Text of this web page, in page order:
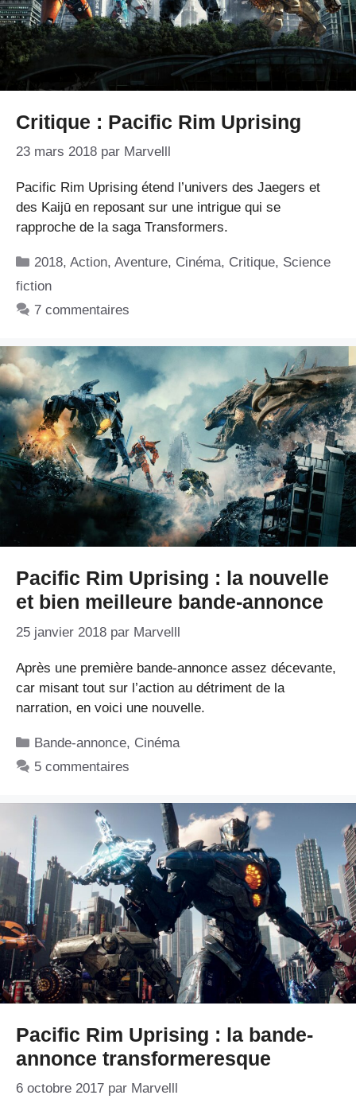
Critique : Pacific Rim Uprising
23 mars 2018 par Marvelll
Pacific Rim Uprising étend l’univers des Jaegers et
des Kaijū en reposant sur une intrigue qui se
rapproche de la saga Transformers.
Catégories
2018,Action,Aventure, Cinéma, Critique, Science
fiction
7 commentaires
Pacific Rim Uprising : la nouvelle
et bien meilleure bande-annonce
25 janvier 2018 par Marvelll
Après une première bande-annonce assez décevante,
car misant tout sur l’action au détriment de la
narration, en voici une nouvelle.
Catégories
Bande-annonce, Cinéma
5 commentaires
Pacific Rim Uprising : la bande-
annonce transformeresque
6 octobre 2017 par Marvelll